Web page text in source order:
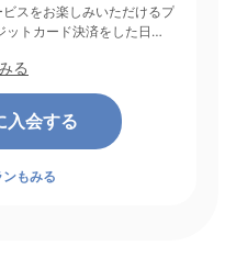
スをお楽しみいただけるプ
る
入会する
もみる